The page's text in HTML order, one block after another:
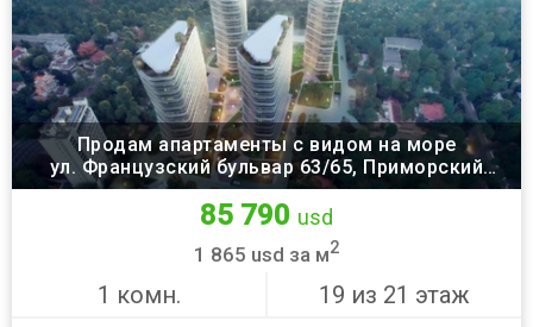
Продам апартаменты с видом на море
ул. Французский бульвар 63/65, Приморский
район, Одесса
85 790 usd
1 865 usd за м2
1 комн.
19 из 21 этаж